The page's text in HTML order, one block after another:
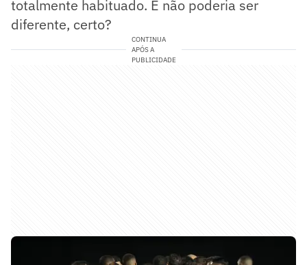
totalmente habituado. E não poderia ser
diferente, certo?
CONTINUA
APÓS A
PUBLICIDADE